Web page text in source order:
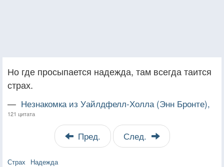
Но где просыпается надежда, там всегда таится
страх.
— Незнакомка из Уайлдфелл-Холла (Энн Бронте),
121 цитата
Пред. След.
Страх Надежда